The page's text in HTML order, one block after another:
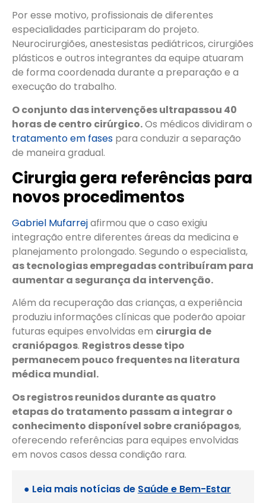
Por esse motivo, profissionais de diferentes
especialidades participaram do projeto.
Neurocirurgiões, anestesistas pediátricos, cirurgiões
plásticos e outros integrantes da equipe atuaram
de forma coordenada durante a preparação e a
execução do trabalho.
O conjunto das intervenções ultrapassou 40
horas de centro cirúrgico.Os médicos dividiram o
tratamento em fases para conduzir a separação
de maneira gradual.
Cirurgia gera referências para
novos procedimentos
Gabriel Mufarrejafirmou que o caso exigiu
integração entre diferentes áreas da medicina e
planejamento prolongado. Segundo o especialista,
as tecnologias empregadas contribuíram para
aumentar a segurança da intervenção.
Além da recuperação das crianças, a experiência
produziu informações clínicas que poderão apoiar
futuras equipes envolvidas em cirurgia de
craniópagos. Registros desse tipo
permanecem pouco frequentes na literatura
médica mundial.
Os registros reunidos durante as quatro
etapas do tratamento passam a integrar o
conhecimento disponível sobre craniópagos,
oferecendo referências para equipes envolvidas
em novos casos dessa condição rara.
● Leia mais notícias de Saúde e Bem-Estar